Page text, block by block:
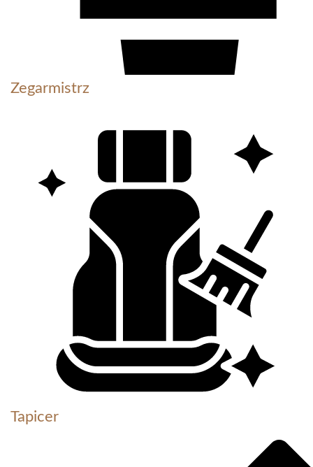
Zegarmistrz
Tapicer